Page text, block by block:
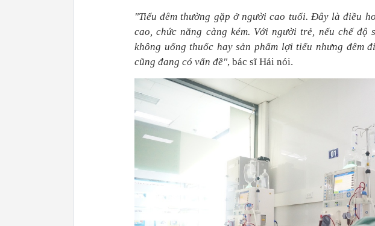
"Tiểu đêm thường gặp ở người cao tuổi. Đây là điều
cao, chức năng càng kém. Với người trẻ, nếu chế độ
không uống thuốc hay sản phẩm lợi tiểu nhưng đêm
cũng đang có vấn đề", bác sĩ Hải nói.